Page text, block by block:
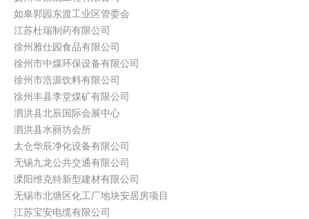
如皋郭园东渡工业区管委会
江苏杜瑞制药有限公司
徐州雅仕园食品有限公司
徐州市中煤环保设备有限公司
徐州市浩源饮料有限公司
徐州丰县李堂煤矿有限公司
泗洪县北辰国际会展中心
泗洪县水丽坊会所
太仓华辰净化设备有限公司
无锡九龙公共交通有限公司
溧阳维克特新型建材有限公司
无锡市北塘区化工厂地块安居房项目
江苏宝安电缆有限公司